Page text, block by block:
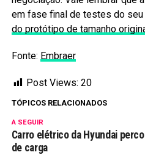
em fase final de testes do seu
do protótipo de tamanho
Fonte: Embraer
Post Views: 20
TÓPICOS RELACIONADOS
A SEGUIR
Carro elétrico da Hyundai
de carga